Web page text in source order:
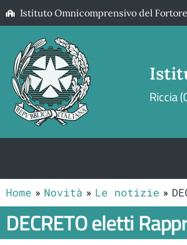
Istituto Omnicomprensivo del
Riccia
Home Novità Le notizie
DECRETO eletti